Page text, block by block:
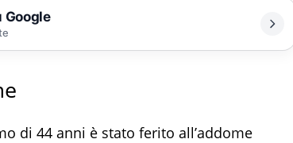
di 44 anni è stato ferito all’addome